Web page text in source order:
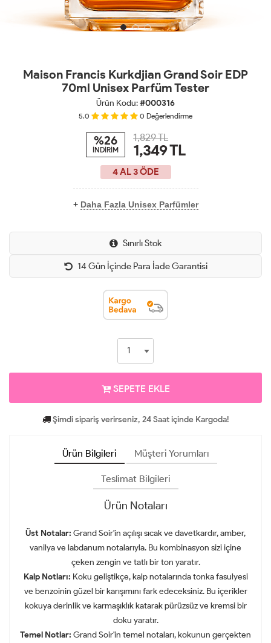
Maison Francis Kurkdjian Grand Soir EDP
70ml Unisex Parfüm Tester
Ürün Kodu:#000316
5.0 0 Değerlendirme
%26
İNDİRİM
1,829 TL
1,349TL
4 AL 3 ÖDE
+ Daha Fazla Unisex Parfümler
Sınırlı Stok
14 Gün İçinde Para İade Garantisi
SEPETE EKLE
Şimdi sipariş verirseniz, 24 Saat içinde Kargoda!
Ürün Bilgileri Müşteri Yorumları
Teslimat Bilgileri
Ürün Notaları
Üst Notalar: Grand Soir'in açılışı sıcak ve davetkardır, amber,
vanilya ve labdanum notalarıyla. Bu kombinasyon sizi içine
çeken zengin ve tatlı bir ton yaratır.
Kalp Notları: Koku geliştikçe, kalp notalarında tonka fasulyesi
ve benzoinin güzel bir karışımını fark edeceksiniz. Bu içerikler
kokuya derinlik ve karmaşıklık katarak pürüzsüz ve kremsi bir
doku yaratır.
Temel Notlar: Grand Soir'in temel notaları, kokunun gerçekten